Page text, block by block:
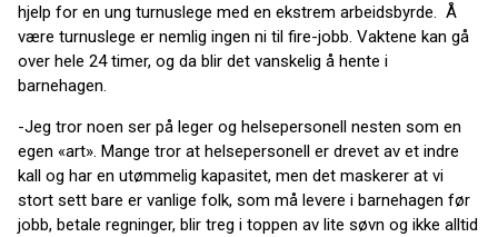
hjelp for en ung turnuslege med en ekstrem arbeidsbyrde. Å
være turnuslege er nemlig ingen ni til fire-jobb. Vaktene kan gå
over hele 24 timer, og da blir det vanskelig å hente i
barnehagen.
-Jeg tror noen ser på leger og helsepersonell nesten som en
egen «art». Mange tror at helsepersonell er drevet av et indre
kall og har en utømmelig kapasitet, men det maskerer at vi
stort sett bare er vanlige folk, som må levere i barnehagen før
jobb, betale regninger, blir treg i toppen av lite søvn og ikke alltid